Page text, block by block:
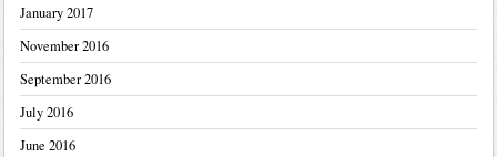
January 2017
November 2016
September 2016
July 2016
June 2016